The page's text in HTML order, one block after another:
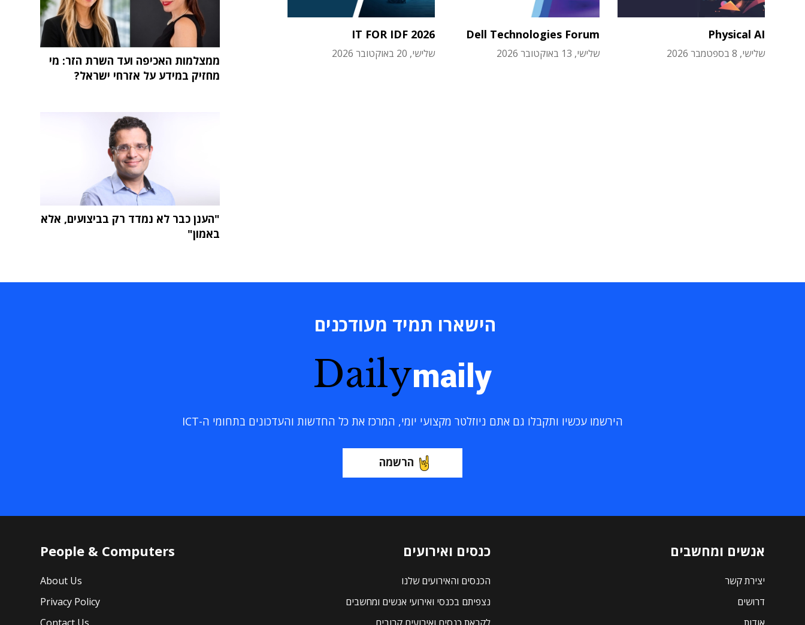
Physical AI
שלישי, 8 בספטמבר 2026
Dell Technologies Forum
שלישי, 13 באוקטובר 2026
IT FOR IDF 2026
שלישי, 20 באוקטובר 2026
ממצלמות האכיפה ועד השרת הזר: מי
מחזיק במידע על אזרחי ישראל?
"הענן כבר לא נמדד רק בביצועים, אלא
באמון"
הישארו תמיד מעודכנים
Dailymaily
הירשמו עכשיו ותקבלו גם אתם ניוזלטר מקצועי יומי, המרכז את כל החדשות והעדכונים בתחומי ה-ICT
הרשמה
אנשים ומחשבים
יצירת קשר
דרושים
כנסים ואירועים
הכנסים והאירועים שלנו
נצפיתם בכנסי ואירועי אנשים ומחשבים
People & Computers
About Us
Privacy Policy